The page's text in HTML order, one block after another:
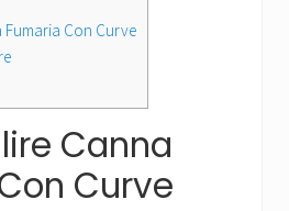
Fumaria Con Curve
Canna
Curve